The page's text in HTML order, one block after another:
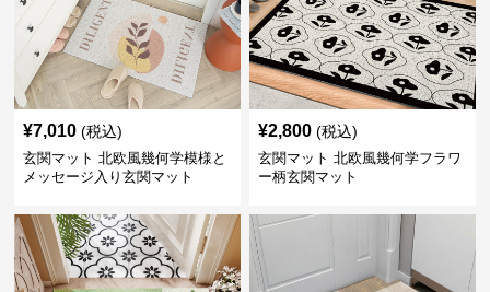
¥7,010 (税込)
玄関マット 北欧風幾何学模様と
メッセージ入り玄関マット
¥2,800 (税込)
玄関マット 北欧風幾何学フラワ
ー柄玄関マット